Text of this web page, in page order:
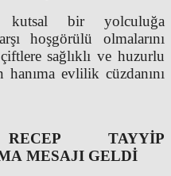
kutsal bir yolculuğa
hoşgörülü olmalarını
sağlıklı ve huzurlu
evlilik cüzdanını
RECEP TAYYİP
MESAJI GELDİ